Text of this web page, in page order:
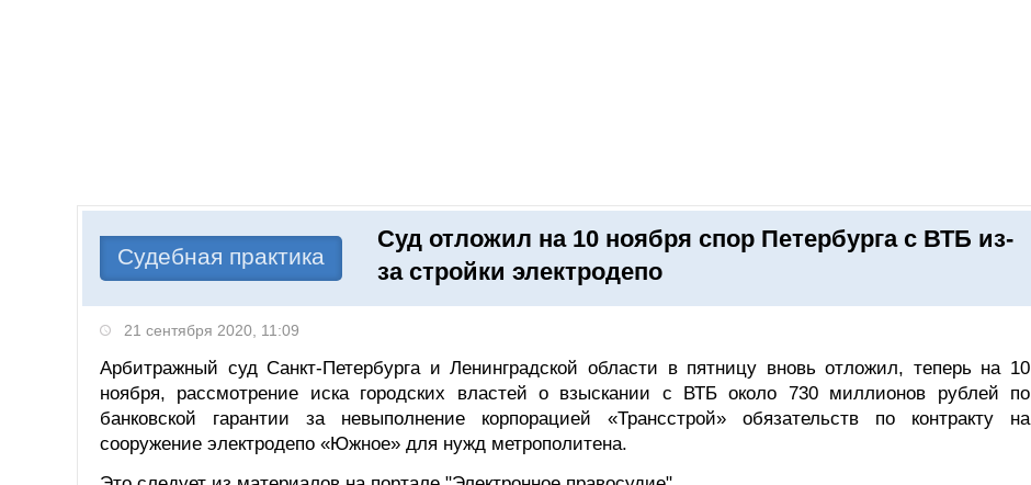
Поиск
Судебная практика
Суд отложил на 10 ноября спор Петербурга с ВТБ из-
за стройки электродепо
21 сентября 2020, 11:09
Арбитражный суд Санкт-Петербурга и Ленинградской области в пятницу вновь отложил, теперь на 10
ноября, рассмотрение иска городских властей о взыскании с ВТБ около 730 миллионов рублей по
банковской гарантии за невыполнение корпорацией «Трансстрой» обязательств по контракту на
сооружение электродепо «Южное» для нужд метрополитена.